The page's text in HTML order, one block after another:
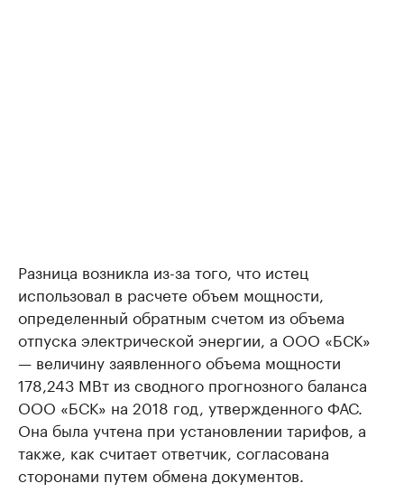
Разница возникла из-за того, что истец
использовал в расчете объем мощности,
определенный обратным счетом из объема
отпуска электрической энергии, а ООО «БСК»
— величину заявленного объема мощности
178,243 МВт из сводного прогнозного баланса
ООО «БСК» на 2018 год, утвержденного ФАС.
Она была учтена при установлении тарифов, а
также, как считает ответчик, согласована
сторонами путем обмена документов.